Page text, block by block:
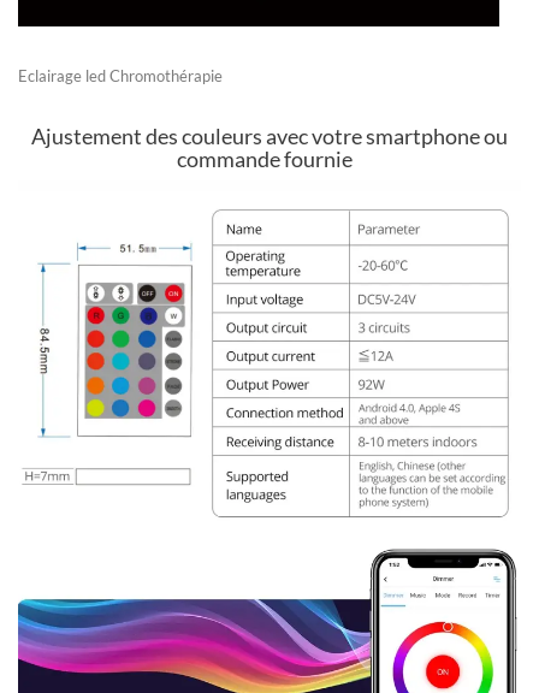
Eclairage led Chromothérapie
Ajustement des couleurs avec votre smartphone ou
commande fournie